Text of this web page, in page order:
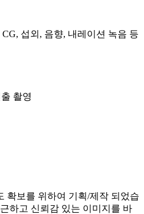
섭외, 음향, 내레이션 녹음 등
촬영
확보를 위하여 기획/제작 되었습
하고 신뢰감 있는 이미지를 바